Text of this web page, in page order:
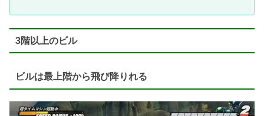
3階以上のビル
ビルは最上階から飛び降りれる